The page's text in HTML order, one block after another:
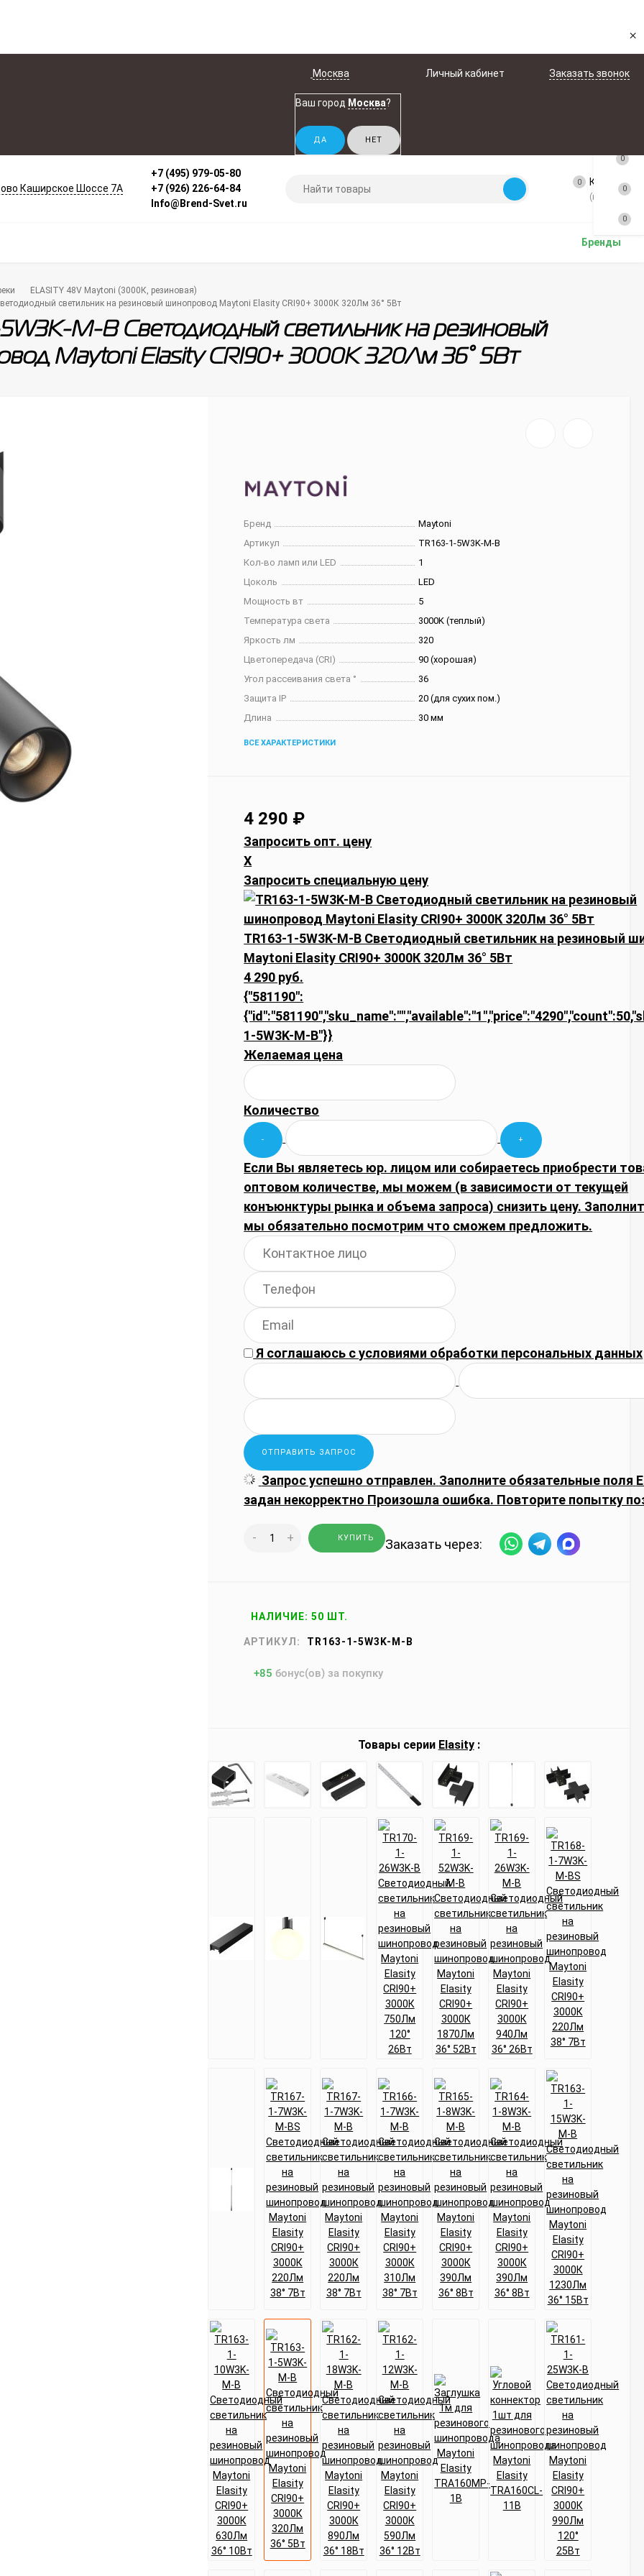
×
Москва
Ваш город Москва?
Личный кабинет Заказать звонок
Каширское Шоссе 7А
+7 (495) 979-05-80
+7 (926) 226-64-84
Info@Brend-Svet.ru
0 Корзина
(пусто)
Бренды
ELASITY 48V Maytoni (3000К, резиновая)
светильник на резиновый шинопровод Maytoni Elasity CRI90+ 3000К 320Лм 36° 5Вт
5W3K-M-B Светодиодный светильник на резиновый
Maytoni Elasity CRI90+ 3000К 320Лм 36° 5Вт
Бренд
Maytoni
Артикул
TR163-1-5W3K-M-B
Кол-во ламп или LED
1
Цоколь
LED
Мощность вт
5
Температура света
3000K (теплый)
Яркость лм
320
Цветопередача (CRI)
90 (хорошая)
Угол рассеивания света °
36
Защита IP
20 (для сухих пом.)
Длина
30 мм
ВСЕ ХАРАКТЕРИСТИКИ
4 290 ₽
Запросить опт. цену
X
Запросить специальную цену
TR163-1-5W3K-M-B Светодиодный светильник на резиновый
Maytoni Elasity CRI90+ 3000К 320Лм 36° 5Вт
4 290 руб.
{"581190":
1-5W3K-M-B"}}
Желаемая цена
Количество
Если Вы являетесь юр. лицом или собираетесь приобрести
оптовом количестве, мы можем (в зависимости от текущей
конъюнктуры рынка и объема запроса) снизить цену.
мы обязательно посмотрим что сможем предложить.
Я соглашаюсь сусловиями обработки персональных данных
Запрос успешно отправлен. Заполните обязательные поля
задан некорректно Произошла ошибка. Повторите попытку
- + КУПИТЬ Заказать через:
НАЛИЧИЕ: 50 ШТ.
АРТИКУЛ: TR163-1-5W3K-M-B
+85 бонус(ов) за покупку
Товары серии Elasity:
0
0
0